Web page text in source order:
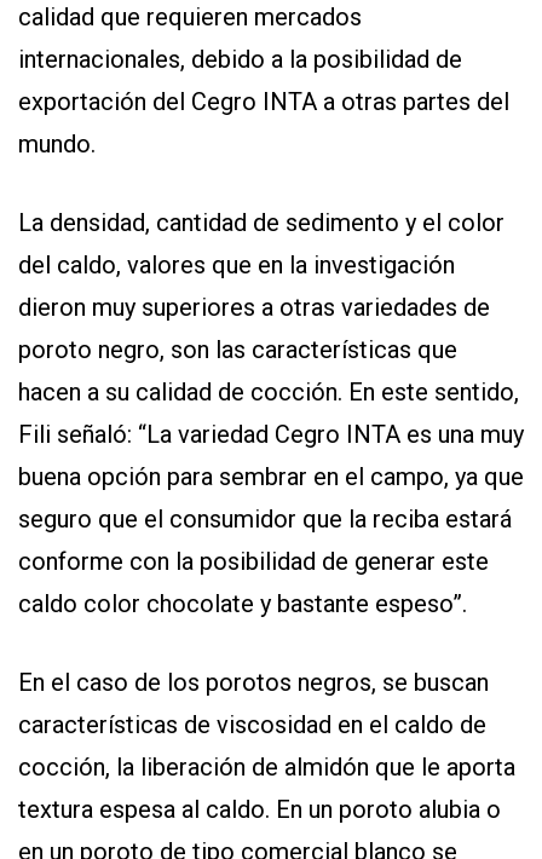
calidad que requieren mercados
internacionales, debido a la posibilidad de
exportación del Cegro INTA a otras partes del
mundo.
La densidad, cantidad de sedimento y el color
del caldo, valores que en la investigación
dieron muy superiores a otras variedades de
poroto negro, son las características que
hacen a su calidad de cocción. En este sentido,
Fili señaló: “La variedad Cegro INTA es una muy
buena opción para sembrar en el campo, ya que
seguro que el consumidor que la reciba estará
conforme con la posibilidad de generar este
caldo color chocolate y bastante espeso”.
En el caso de los porotos negros, se buscan
características de viscosidad en el caldo de
cocción, la liberación de almidón que le aporta
textura espesa al caldo. En un poroto alubia o
en un poroto de tipo comercial blanco se